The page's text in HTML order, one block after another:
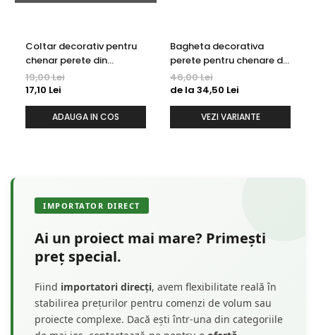
Coltar decorativ pentru
chenar perete din
poliuretan 10.7 x 10.7 cm -
HCR502-3
19,00 Lei
17,10 Lei
ADAUGA IN COS
Bagheta decorativa
perete pentru chenare din
polimer rigid 3.2 x 1.6 cm -
HCR502
46,00 Lei
de la 34,50 Lei
VEZI VARIANTE
IMPORTATOR DIRECT
Ai un proiect mai mare? Primești
preț special.
Fiind importatori direcți, avem flexibilitate reală în
stabilirea prețurilor pentru comenzi de volum sau
proiecte complexe. Dacă ești într-una din categoriile